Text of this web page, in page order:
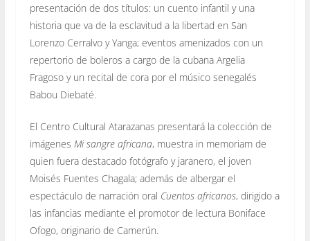
presentación de dos títulos: un cuento infantil y una
historia que va de la esclavitud a la libertad en San
Lorenzo Cerralvo y Yanga; eventos amenizados con un
repertorio de boleros a cargo de la cubana Argelia
Fragoso y un recital de cora por el músico senegalés
Babou Diebaté.
El Centro Cultural Atarazanas presentará la colección de
imágenes Mi sangre africana, muestra in memoriam de
quien fuera destacado fotógrafo y jaranero, el joven
Moisés Fuentes Chagala; además de albergar el
espectáculo de narración oral Cuentos africanos, dirigido a
las infancias mediante el promotor de lectura Boniface
Ofogo, originario de Camerún.